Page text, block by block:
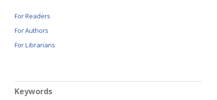
For Readers
For Authors
For Librarians
Keywords